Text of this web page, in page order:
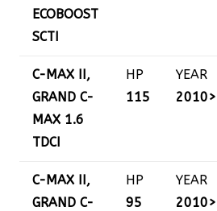
ECOBOOST
SCTI
C-MAX II,
GRAND C-
MAX 1.6
TDCI
HP
115
YEAR
2010>
C-MAX II,
GRAND C-
HP
95
YEAR
2010>